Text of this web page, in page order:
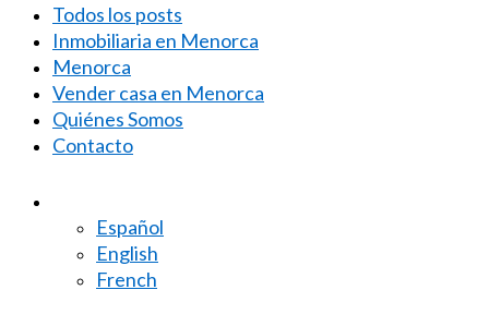
Todos los posts
Inmobiliaria en Menorca
Menorca
Vender casa en Menorca
Quiénes Somos
Contacto
Español
English
French